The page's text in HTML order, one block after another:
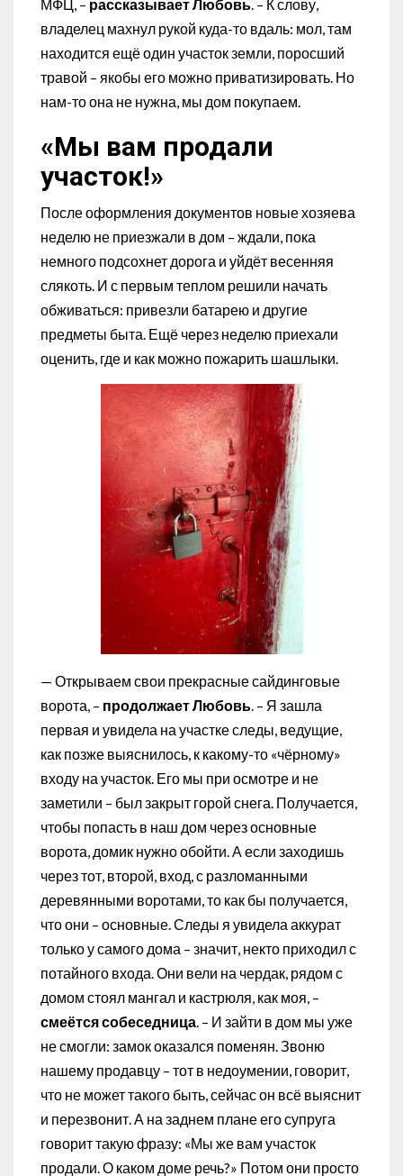
МФЦ, – рассказывает Любовь . – К слову,
владелец махнул рукой куда-то вдаль: мол, там
находится ещё один участок земли, поросший
травой – якобы его можно приватизировать. Но
нам-то она не нужна, мы дом покупаем.
«Мы вам продали
участок!»
После оформления документов новые хозяева
неделю не приезжали в дом – ждали, пока
немного подсохнет дорога и уйдёт весенняя
слякоть. И с первым теплом решили начать
обживаться: привезли батарею и другие
предметы быта. Ещё через неделю приехали
оценить, где и как можно пожарить шашлыки.
— Открываем свои прекрасные сайдинговые
ворота, – продолжает Любовь . – Я зашла
первая и увидела на участке следы, ведущие,
как позже выяснилось, к какому-то «чёрному»
входу на участок. Его мы при осмотре и не
заметили – был закрыт горой снега. Получается,
чтобы попасть в наш дом через основные
ворота, домик нужно обойти. А если заходишь
через тот, второй, вход, с разломанными
деревянными воротами, то как бы получается,
что они – основные. Следы я увидела аккурат
только у самого дома – значит, некто приходил с
потайного входа. Они вели на чердак, рядом с
домом стоял мангал и кастрюля, как моя, –
смеётся собеседница . – И зайти в дом мы уже
не смогли: замок оказался поменян. Звоню
нашему продавцу – тот в недоумении, говорит,
что не может такого быть, сейчас он всё выяснит
и перезвонит. А на заднем плане его супруга
говорит такую фразу: «Мы же вам участок
продали. О каком доме речь?» Потом они просто